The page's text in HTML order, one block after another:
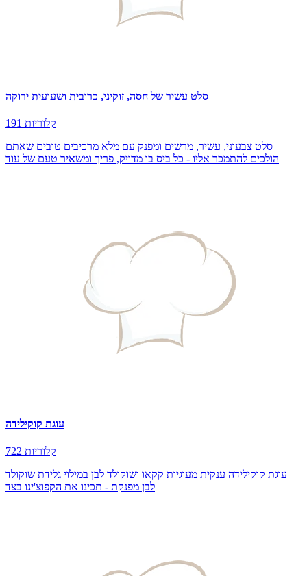
סלט עשיר של חסה, זוקיני, כרובית ושעועית ירוקה
191 קלוריות
סלט צבעוני, עשיר, מרשים ומפנק עם מלא מרכיבים טובים שאתם
הולכים להתמכר אליו - כל ביס בו מדויק, פריך ומשאיר טעם של עוד
עוגת קוקילידה
722 קלוריות
עוגת קוקילידה ענקית מעוגיות קקאו ושוקולד לבן במילוי גלידת שוקולד
לבן מפנקת - תכינו את הקפוצ'ינו בצד